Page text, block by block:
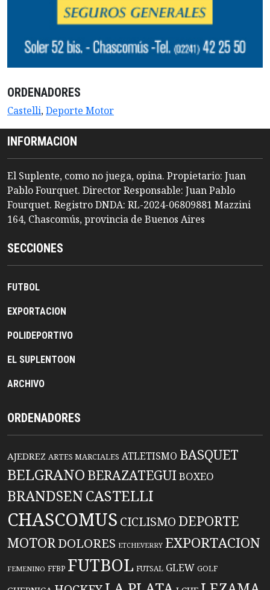
ORDENADORES
Castelli,Deporte Motor
INFORMACION
El Suplente, como no juega, opina. Propietario: Juan
Pablo Fourquet. Director Responsable: Juan Pablo
Fourquet. Registro DNDA: RL-2024-06809881 Mazzini
164, Chascomús, provincia de Buenos Aires
SECCIONES
FUTBOL
EXPORTACION
POLIDEPORTIVO
EL SUPLENTOON
ARCHIVO
ORDENADORES
AJEDREZ ARTES MARCIALES ATLETISMO BASQUET
BELGRANO BERAZATEGUIBOXEO
BRANDSENCASTELLI
CHASCOMUS CICLISMO DEPORTE
MOTORDOLORES ETCHEVERRY EXPORTACION
FEMENINO FFBP FUTBOL FUTSAL GLEW GOLF